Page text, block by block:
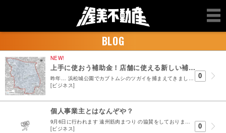
BLOG
NEW!
上手に使おう補助金！店舗に使える新しい補助金の紹介♪
昨年… 浜松城公園でカブトムシのツガイを捕まえてきまして1年せっせと育てていました 基本は放置スタイルでたまに土を足したり表層キレイにしたり ただ、6月になっても変化なく&hel...
[ビジネス]
0
個人事業主とはなんぞや？
9月6日に行われます 遠州筋肉まつり の協賛をしております。 弊社事務所の扉にポスターを張りましたら、訪れる方たちに 『出るの？』 と言われます。 ボディビルの種目？は分からないのですが ・健...
[ビジネス]
0